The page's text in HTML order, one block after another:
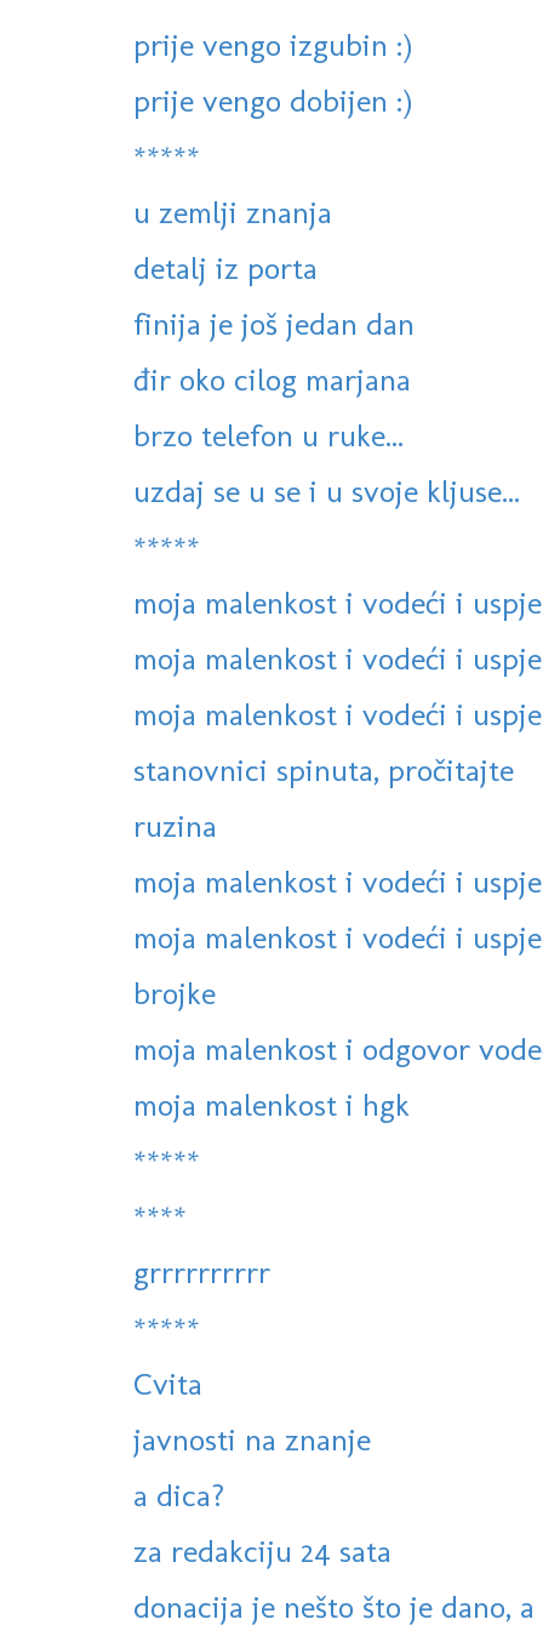
prije vengo izgubin :)
prije vengo dobijen :)
*****
u zemlji znanja
detalj iz porta
finija je još jedan dan
đir oko cilog marjana
brzo telefon u ruke...
uzdaj se u se i u svoje kljuse...
*****
moja malenkost i vodeći i
moja malenkost i vodeći i
moja malenkost i vodeći i
stanovnici spinuta, pročitajte
ruzina
moja malenkost i vodeći i
moja malenkost i vodeći i
brojke
moja malenkost i odgovor
moja malenkost i hgk
*****
****
grrrrrrrrrr
*****
Cvita
javnosti na znanje
a dica?
za redakciju 24 sata
donacija je nešto što je dano, a